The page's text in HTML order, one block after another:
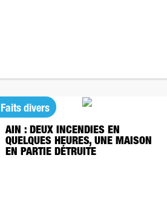
Faits divers
AIN : DEUX INCENDIES EN
QUELQUES HEURES, UNE MAISON
EN PARTIE DÉTRUITE